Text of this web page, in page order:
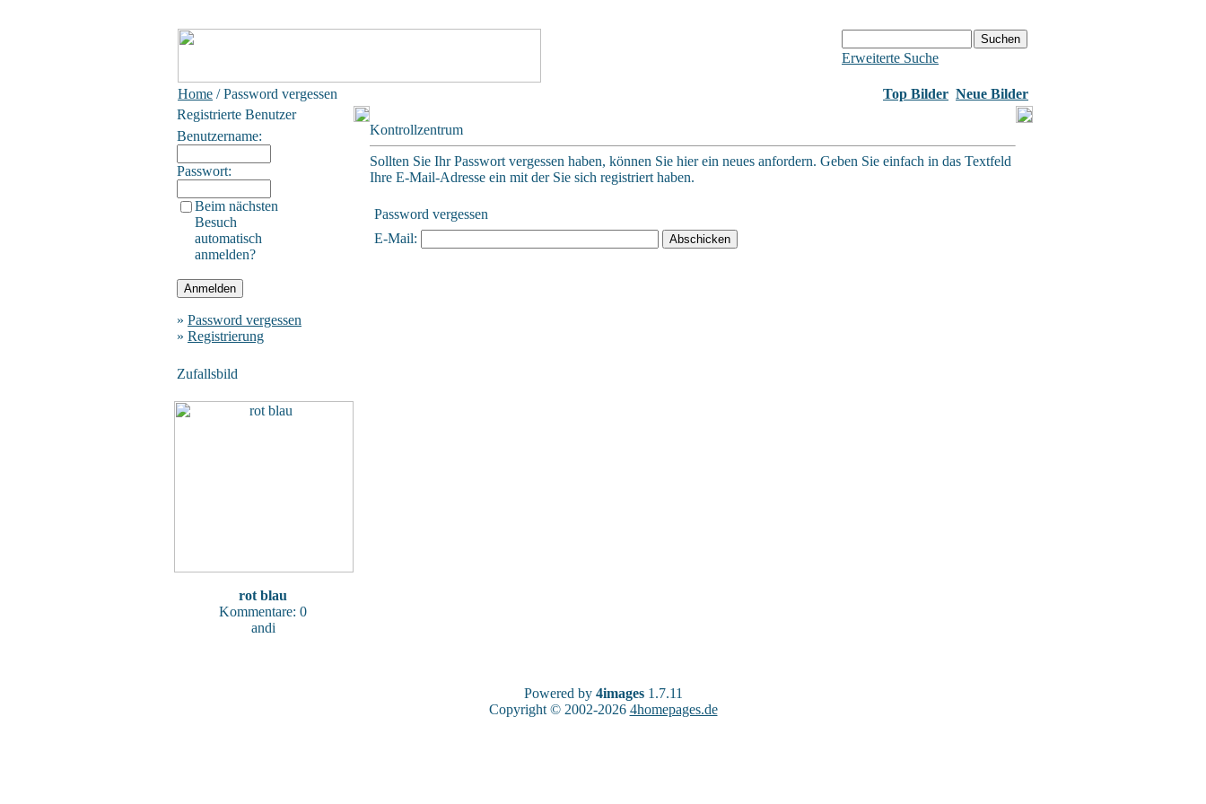
Erweiterte Suche
Home / Password vergessen Top Bilder Neue Bilder
Registrierte Benutzer
Benutzername:
Passwort:
Beim nächsten
Besuch
automatisch
anmelden?
» Password vergessen
» Registrierung
Zufallsbild
rot blau
Kommentare: 0
andi
Kontrollzentrum
Sollten Sie Ihr Passwort vergessen haben, können Sie hier ein neues anfordern. Geben Sie einfach in das Textfeld
Ihre E-Mail-Adresse ein mit der Sie sich registriert haben.
Password vergessen
E-Mail:
Powered by 4images1.7.11
Copyright © 2002-2026 4homepages.de